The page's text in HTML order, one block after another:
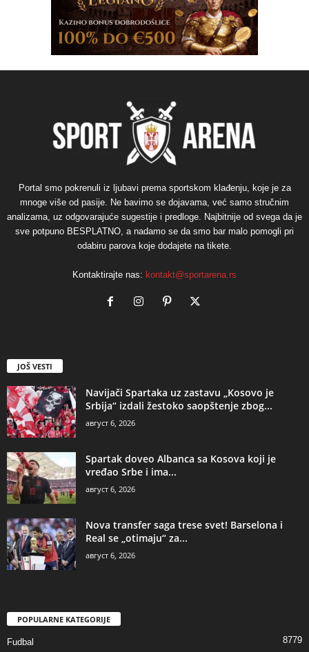
Portal smo pokrenuli iz ljubavi prema sportskom klađenju, koje je za
mnoge više od pasije. Ne bavimo se dojavama, već samo stručnim
analizama, uz odgovarajuće sugestije i predloge. Najbitnije od svega da je
sve potpuno BESPLATNO, a nadamo se da smo bar malo pomogli pri
odabiru parova koje dodajete na tikete.
Kontaktirajte nas: kontakt@sportarena.rs
JOŠ VESTI
Navijači Spartaka uz zastavu „Kosovo je
Srbija“ izdali žestoko saopštenje zbog...
август 6, 2026
Spartak doveo Albanca sa Kosova koji je
vređao Srbe i ima...
август 6, 2026
Nova transfer saga trese svet! Barselona i
Real se „otimaju“ za...
август 6, 2026
POPULARNE KATEGORIJE
Fudbal 8779